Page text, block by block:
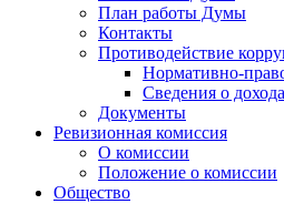
План работы Думы
Контакты
Противодействие
Нормативно-
Сведения о
Документы
Ревизионная комиссия
О комиссии
Положение о комиссии
Общество